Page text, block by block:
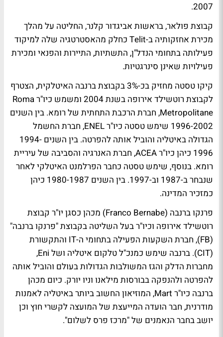
2007.
קבוצת פולאר, בראשות אביגדור קלנר, החליטה על מהלך
מכירת אחזקותיה ב-Telit כחלק מהאסטרטגיה שלה למיקוד
פעילותה בתחומי הנדל"ן, התשתיות, התיירות והפנאי ומכירת
פעילויות שאינן סינרגטיות.
קיקו טסטה מחזיק בכ-3% בקבוצת ברנבה האיטלקית, הצטרף
לקבוצת רוטשילד אירופה בשנת 2004 ומשמש כיו"ר Roma
Metropolitane, חברת הרכבת התחתית של רומא. בין השנים
1996-2002 שימש טסטה כיו"ר ENEL, חברת החשמל
הגדולה באיטליה והוביל אותה להפרטה. בין השנים 1994-
1996 כיהן כיו"ר ACEA, חברת האנרגיה והסביבה של עיריית
רומא. בנוסף, שימש טסטה כחבר הפרלמנט האיטלקי לאחר
שנבחר ב-1987 וב-1997. בין השנים 1980-1987 כיהן
כמזכיר המדינה.
פרנקו ברנבה (Franco Bernabe) מכהן כסגן יו"ר קבוצת
רוטשילד אירופה וכיו"ר בעל השליטה בקבוצת "פרנקו ברנבה"
(FB), חברת השקעות הפעילה בתחומי ה-IT והתקשורת
(CIT). ברנבה שימש כמנכ"ל טלקום איטליה ושל Eni,
מחברות הדלק והגז המשולבות הגדולות בעולם והוביל אותה
להפרטה ולהנפקה בבורסות מילאנו וניו יורק. כיום מכהן
ברנבה כיו"ר Mart, המוזיאון החשוב ביותר באיטליה לאמנות
מודרנית, חבר הועדה המייעצת של המועצה לקשרי חוץ וכן
יושב בחבר הנאמנים של "מרכז פרס לשלום".